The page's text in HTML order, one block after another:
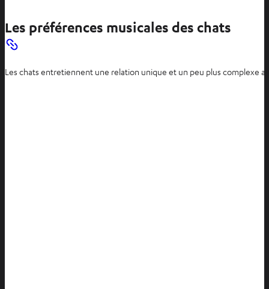
Les préférences musicales des chats
Les chats entretiennent une relation unique et un peu plus complexe